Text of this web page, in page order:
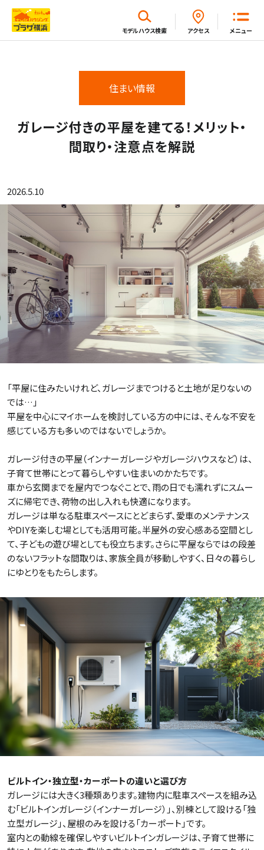
メニュー
モデルハウス検索 アクセス
住まい情報
ガレージ付きの平屋を建てる！メリット・
間取り・注意点を解説
2026.5.10
「平屋に住みたいけれど、ガレージまでつけると土地が足りないの
では…」
平屋を中心にマイホームを検討している方の中には、そんな不安を
感じている方も多いのではないでしょうか。
ガレージ付きの平屋（インナーガレージやガレージハウスなど）は、
子育て世帯にとって暮らしやすい住まいのかたちです。
車から玄関までを屋内でつなぐことで、雨の日でも濡れずにスムー
ズに帰宅でき、荷物の出し入れも快適になります。
ガレージは単なる駐車スペースにとどまらず、愛車のメンテナンス
やDIYを楽しむ場としても活用可能。半屋外の安心感ある空間とし
て、子どもの遊び場としても役立ちます。さらに平屋ならではの段差
のないフラットな間取りは、家族全員が移動しやすく、日々の暮らし
にゆとりをもたらします。
ビルトイン・独立型・カーポートの違いと選び方
ガレージには大きく3種類あります。建物内に駐車スペースを組み込
む「ビルトインガレージ（インナーガレージ）」、別棟として設ける「独
立型ガレージ」、屋根のみを設ける「カーポート」です。
室内との動線を確保しやすいビルトインガレージは、子育て世帯に
閉じる
モデルハウス一覧
イベント・セミナー・キャンペーン一覧
新着情報一覧
施設・サービス
アクセス
住宅展示場出展に関するご案内
ハウスメーカーの登録数
31社 55 棟
モデルハウス一覧へ